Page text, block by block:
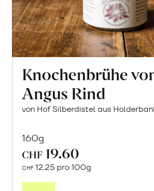
Knochenbrühe
Angus Rind
von Hof Silberdistel aus
160g
CHF 19.60
CHF 12.25 pro 100g